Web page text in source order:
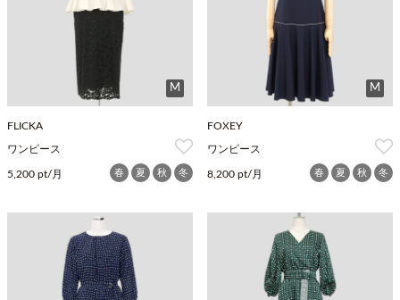
M
FLICKA
ワンピース
5,200 pt/月 春 夏 秋 冬
M
FOXEY
ワンピース
8,200 pt/月 春 夏 秋 冬